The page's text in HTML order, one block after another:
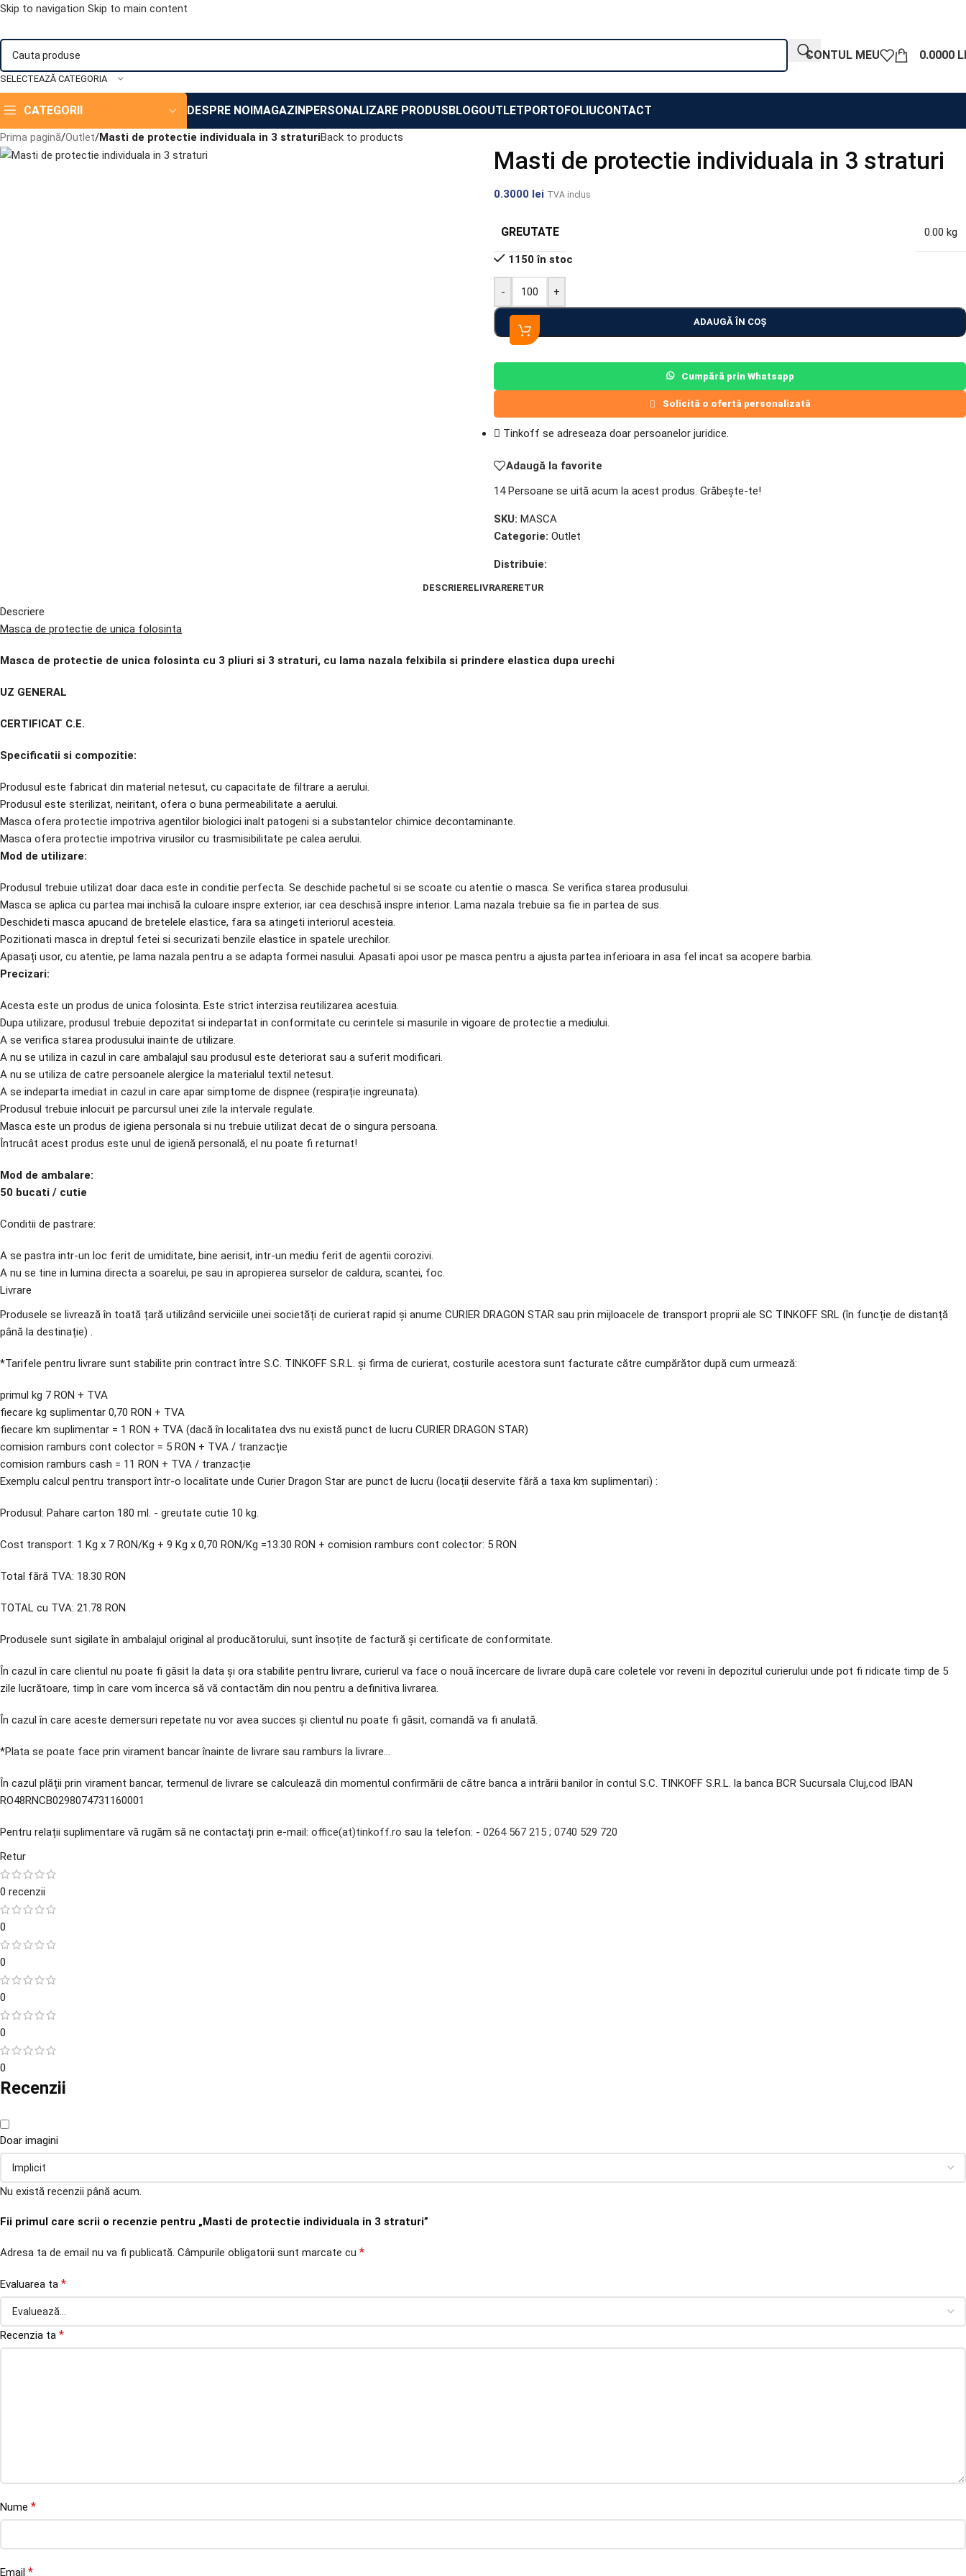
Skip to navigation Skip to main content
SELECTEAZĂ CATEGORIA
CONTUL MEU 0.0000
CATEGORII DESPRE NOIMAGAZINPERSONALIZARE PRODUSBLOGOUTLETPORTOFOLIUCONTACT
Prima pagină/Outlet/Masti de protectie individuala in 3 straturiBack to products
Masti de protectie individuala in 3 straturi
0.3000 lei TVA inclus
GREUTATE 0.00 kg
1150 în stoc
- +
ADAUGĂ ÎN COȘ
Cumpără prin Whatsapp
Solicită o ofertă personalizată
Tinkoff se adreseaza doar persoanelor juridice.
Adaugă la favorite
14 Persoane se uită acum la acest produs. Grăbește-te!
SKU: MASCA
Categorie: Outlet
Distribuie:
DESCRIERELIVRARERETUR
Descriere
Masca de protectie de unica folosinta
Masca de protectie de unica folosinta cu 3 pliuri si 3 straturi, cu lama nazala felxibila si prindere elastica dupa urechi
UZ GENERAL
CERTIFICAT C.E.
Specificatii si compozitie:
Produsul este fabricat din material netesut, cu capacitate de filtrare a aerului.
Produsul este sterilizat, neiritant, ofera o buna permeabilitate a aerului.
Masca ofera protectie impotriva agentilor biologici inalt patogeni si a substantelor chimice decontaminante.
Masca ofera protectie impotriva virusilor cu trasmisibilitate pe calea aerului.
Mod de utilizare:
Produsul trebuie utilizat doar daca este in conditie perfecta. Se deschide pachetul si se scoate cu atentie o masca. Se verifica starea produsului.
Masca se aplica cu partea mai inchisă la culoare inspre exterior, iar cea deschisă inspre interior. Lama nazala trebuie sa fie in partea de sus.
Deschideti masca apucand de bretelele elastice, fara sa atingeti interiorul acesteia.
Pozitionati masca in dreptul fetei si securizati benzile elastice in spatele urechilor.
Apasați usor, cu atentie, pe lama nazala pentru a se adapta formei nasului. Apasati apoi usor pe masca pentru a ajusta partea inferioara in asa fel incat sa acopere barbia.
Precizari:
Acesta este un produs de unica folosinta. Este strict interzisa reutilizarea acestuia.
Dupa utilizare, produsul trebuie depozitat si indepartat in conformitate cu cerintele si masurile in vigoare de protectie a mediului.
A se verifica starea produsului inainte de utilizare.
A nu se utiliza in cazul in care ambalajul sau produsul este deteriorat sau a suferit modificari.
A nu se utiliza de catre persoanele alergice la materialul textil netesut.
A se indeparta imediat in cazul in care apar simptome de dispnee (respirație ingreunata).
Produsul trebuie inlocuit pe parcursul unei zile la intervale regulate.
Masca este un produs de igiena personala si nu trebuie utilizat decat de o singura persoana.
Întrucât acest produs este unul de igienă personală, el nu poate fi returnat!
Mod de ambalare:
50 bucati / cutie
Conditii de pastrare:
A se pastra intr-un loc ferit de umiditate, bine aerisit, intr-un mediu ferit de agentii corozivi.
A nu se tine in lumina directa a soarelui, pe sau in apropierea surselor de caldura, scantei, foc.
Livrare
Produsele se livrează în toată țară utilizând serviciile unei societăți de curierat rapid și anume CURIER DRAGON STAR sau prin mijloacele de transport proprii ale SC TINKOFF SRL (în funcție de distanță
până la destinație) .
*Tarifele pentru livrare sunt stabilite prin contract între S.C. TINKOFF S.R.L. și firma de curierat, costurile acestora sunt facturate către cumpărător după cum urmează:
primul kg 7 RON + TVA
fiecare kg suplimentar 0,70 RON + TVA
fiecare km suplimentar = 1 RON + TVA (dacă în localitatea dvs nu există punct de lucru CURIER DRAGON STAR)
comision ramburs cont colector = 5 RON + TVA / tranzacție
comision ramburs cash = 11 RON + TVA / tranzacție
Exemplu calcul pentru transport într-o localitate unde Curier Dragon Star are punct de lucru (locații deservite fără a taxa km suplimentari) :
Produsul: Pahare carton 180 ml. - greutate cutie 10 kg.
Cost transport: 1 Kg x 7 RON/Kg + 9 Kg x 0,70 RON/Kg =13.30 RON + comision ramburs cont colector: 5 RON
Total fără TVA: 18.30 RON
TOTAL cu TVA: 21.78 RON
Produsele sunt sigilate în ambalajul original al producătorului, sunt însoțite de factură și certificate de conformitate.
În cazul în care clientul nu poate fi găsit la data și ora stabilite pentru livrare, curierul va face o nouă încercare de livrare după care coletele vor reveni în depozitul curierului unde pot fi ridicate timp de 5
zile lucrătoare, timp în care vom încerca să vă contactăm din nou pentru a definitiva livrarea.
În cazul în care aceste demersuri repetate nu vor avea succes și clientul nu poate fi găsit, comandă va fi anulată.
*Plata se poate face prin virament bancar înainte de livrare sau ramburs la livrare...
În cazul plății prin virament bancar, termenul de livrare se calculează din momentul confirmării de către banca a intrării banilor în contul S.C. TINKOFF S.R.L. la banca BCR Sucursala Cluj,cod IBAN
RO48RNCB0298074731160001
Pentru relații suplimentare vă rugăm să ne contactați prin e-mail: office(at)tinkoff.ro sau la telefon: - 0264 567 215 ; 0740 529 720
Retur
0 recenzii
0
0
0
0
0
Recenzii
Doar imagini
Nu există recenzii până acum.
Fii primul care scrii o recenzie pentru „Masti de protectie individuala in 3 straturi”
Adresa ta de email nu va fi publicată. Câmpurile obligatorii sunt marcate cu *
Evaluarea ta *
Recenzia ta *
Nume *
Email *